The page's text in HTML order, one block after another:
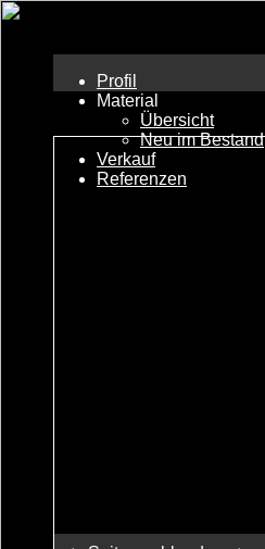
Profil
Material
Übersicht
Neu im Bestand
Verkauf
Referenzen